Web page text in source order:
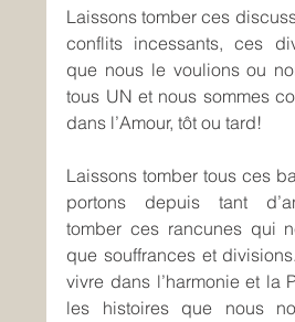
Laissons tomber ces
conflits incessants, ces
que nous le voulions ou
tous UN et nous sommes
dans l’Amour, tôt ou tard!
Laissons tomber tous ces
portons depuis tant
tomber ces rancunes qui
que souffrances et
vivre dans l’harmonie et la
les histoires que nous